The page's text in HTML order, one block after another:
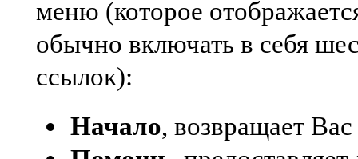
меню (которое
обычно включать в себя
ссылок):
Начало, возвращает